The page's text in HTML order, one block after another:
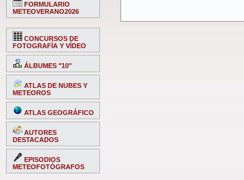
FORMULARIO
METEOVERANO2026
CONCURSOS DE
FOTOGRAFÍA Y VÍDEO
ÁLBUMES "10"
ATLAS DE NUBES Y
METEOROS
ATLAS GEOGRÁFICO
AUTORES
DESTACADOS
EPISODIOS
METEOFOTÓGRAFOS